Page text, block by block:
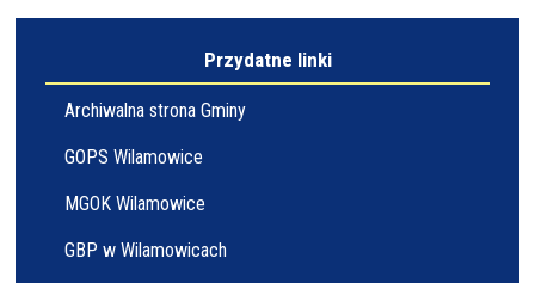
Przydatne linki
Archiwalna strona Gminy
GOPS Wilamowice
MGOK Wilamowice
GBP w Wilamowicach